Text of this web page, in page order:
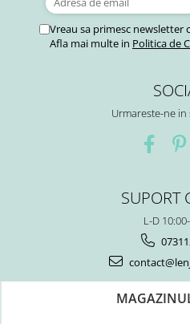
Vreau sa primesc
Afla mai multe in Politica de
Urmareste-ne in
SUPORT
L-D